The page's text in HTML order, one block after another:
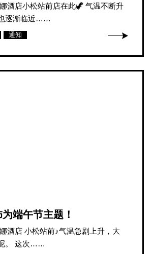
酒店小松站前店在此🦖 气温不断升
逐渐临近……
通知
端午节主题！
酒店 小松站前♪气温急剧上升，大
。 这次……